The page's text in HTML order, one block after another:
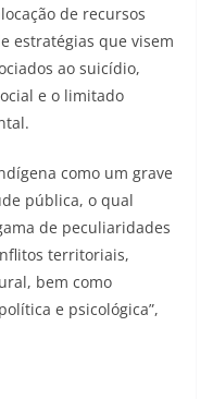
de recursos
estratégias que visem
ao suicídio,
e o limitado
como um grave
pública, o qual
de peculiaridades
territoriais,
bem como
e psicológica”,